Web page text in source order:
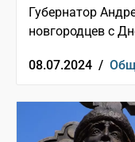
Губернатор
новгородцев с
08.07.2024 /